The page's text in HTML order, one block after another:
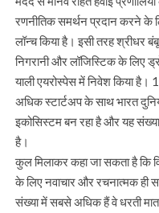
रणनीतिक समर्थन प्रदान करने के
लॉन्च किया है। इसी तरह श्रीधर
निगरानी और लॉजिस्टिक के लिए
याली एयरोस्पेस में निवेश किया
अधिक स्टार्टअप के साथ भारत
इकोसिस्टम बन रहा है और यह
है।
कुल मिलाकर कहा जा सकता है कि
के लिए नवाचार और रचनात्मक ही
संख्या में सबसे अधिक हैं वे धरती